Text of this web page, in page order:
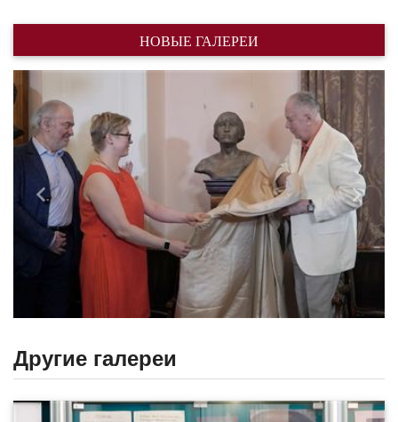
НОВЫЕ ГАЛЕРЕИ
Назад
Другие галереи